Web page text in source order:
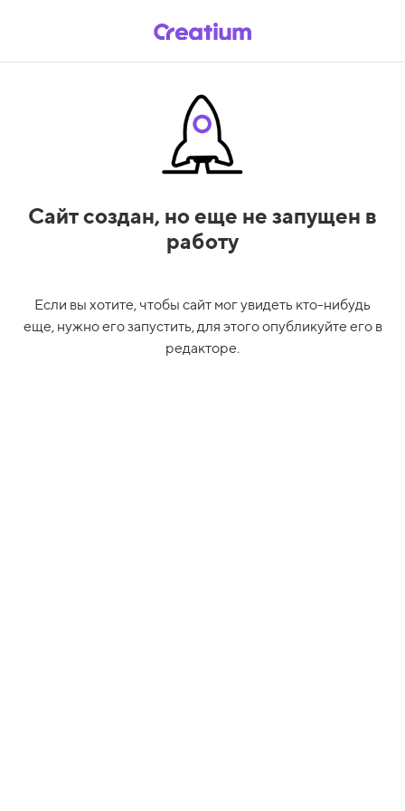
Сайт создан, но еще не запущен в
работу
Если вы хотите, чтобы сайт мог увидеть кто-нибудь
еще, нужно его запустить, для этого опубликуйте его в
редакторе.